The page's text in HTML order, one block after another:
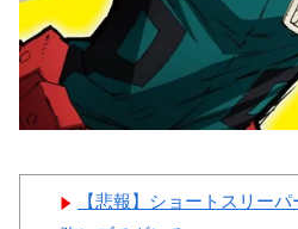
韓
【悲報】ショートスリー